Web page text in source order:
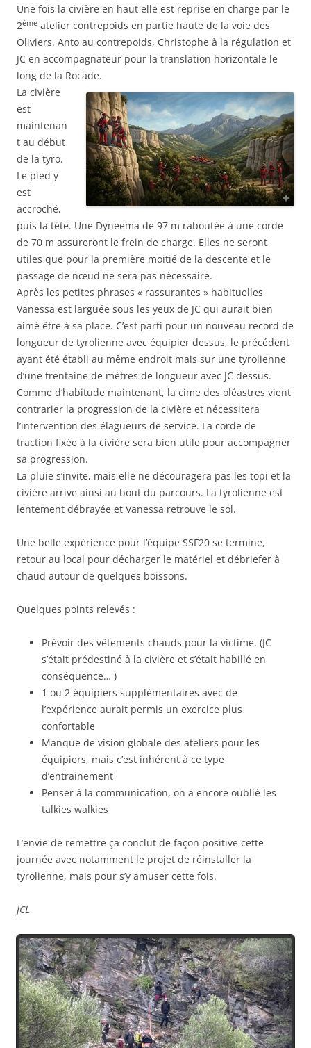
Une fois la civière en haut elle est reprise en charge par le
2ème atelier contrepoids en partie haute de la voie des
Oliviers. Anto au contrepoids, Christophe à la régulation et
JC en accompagnateur pour la translation horizontale le
long de la Rocade.
La civière
est
maintenan
t au début
de la tyro.
Le pied y
est
accroché,
puis la tête. Une Dyneema de 97 m raboutée à une corde
de 70 m assureront le frein de charge. Elles ne seront
utiles que pour la première moitié de la descente et le
passage de nœud ne sera pas nécessaire.
Après les petites phrases « rassurantes » habituelles
Vanessa est larguée sous les yeux de JC qui aurait bien
aimé être à sa place. C’est parti pour un nouveau record de
longueur de tyrolienne avec équipier dessus, le précédent
ayant été établi au même endroit mais sur une tyrolienne
d’une trentaine de mètres de longueur avec JC dessus.
Comme d’habitude maintenant, la cime des oléastres vient
contrarier la progression de la civière et nécessitera
l’intervention des élagueurs de service. La corde de
traction fixée à la civière sera bien utile pour accompagner
sa progression.
La pluie s’invite, mais elle ne découragera pas les topi et la
civière arrive ainsi au bout du parcours. La tyrolienne est
lentement débrayée et Vanessa retrouve le sol.
Une belle expérience pour l’équipe SSF20 se termine,
retour au local pour décharger le matériel et débriefer à
chaud autour de quelques boissons.
Quelques points relevés :
Prévoir des vêtements chauds pour la victime. (JC
s’était prédestiné à la civière et s’était habillé en
conséquence… )
1 ou 2 équipiers supplémentaires avec de
l’expérience aurait permis un exercice plus
confortable
Manque de vision globale des ateliers pour les
équipiers, mais c’est inhérent à ce type
d’entrainement
Penser à la communication, on a encore oublié les
talkies walkies
L’envie de remettre ça conclut de façon positive cette
journée avec notamment le projet de réinstaller la
tyrolienne, mais pour s’y amuser cette fois.
JCL